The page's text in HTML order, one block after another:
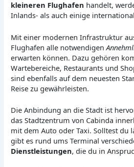
kleineren Flughafen handelt,
Inlands- als auch einige
Mit einer modernen Infrastruktur
Flughafen alle notwendigen
erwarten können. Dazu gehören
Wartebereiche, Restaurants und
sind ebenfalls auf dem neuesten
Reise zu gewährleisten.
Die Anbindung an die Stadt ist
das Stadtzentrum von Cabinda
mit dem Auto oder Taxi. Solltest du
gibt es rund ums Terminal
Dienstleistungen, die du in